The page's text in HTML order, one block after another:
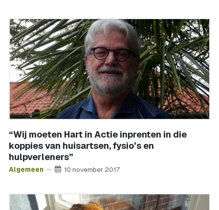
“Wij moeten Hart in Actie inprenten in die
koppies van huisartsen, fysio’s en
hulpverleners”
Algemeen 10 november 2017